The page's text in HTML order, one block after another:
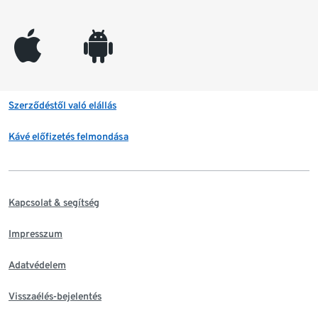
appleinc android
Szerződéstől való elállás
Kávé előfizetés felmondása
Kapcsolat & segítség
Impresszum
Adatvédelem
Visszaélés-bejelentés